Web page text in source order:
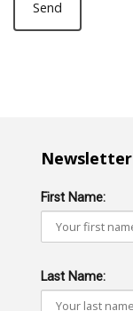
Newsletter
First Name:
Last Name: